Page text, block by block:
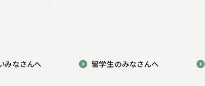
みなさんへ 留学生のみなさんへ